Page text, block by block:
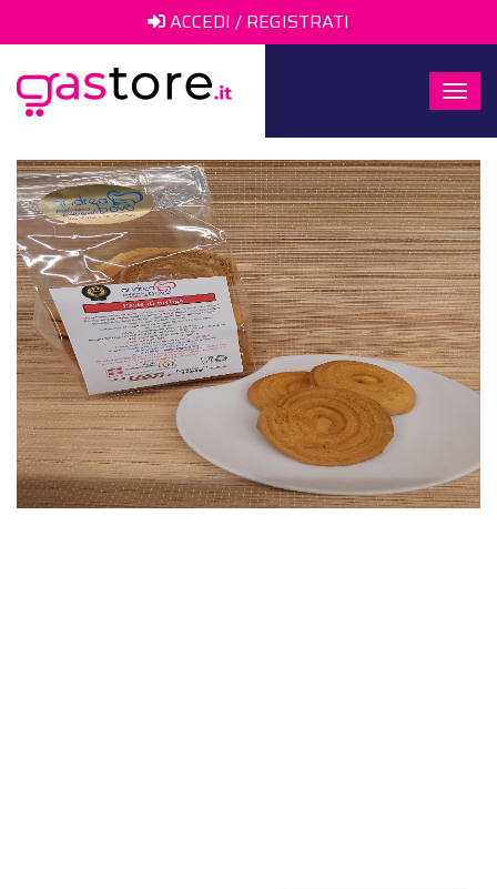
ACCEDI / REGISTRATI